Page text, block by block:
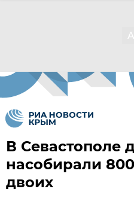
В Севастополе
насобирали
двоих